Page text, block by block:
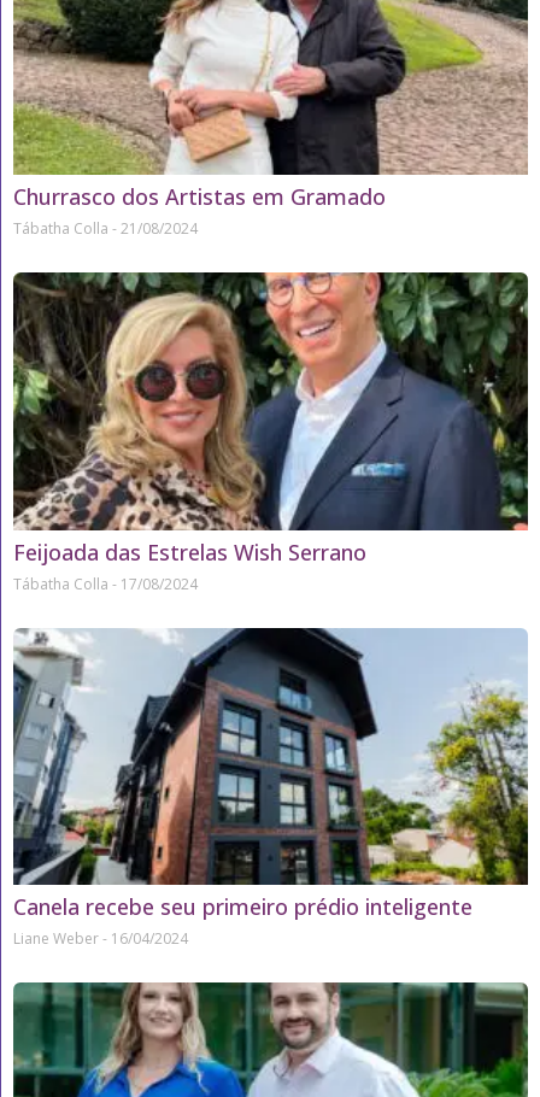
Churrasco dos Artistas em Gramado
Tábatha Colla 21/08/2024
Feijoada das Estrelas Wish Serrano
Tábatha Colla 17/08/2024
Canela recebe seu primeiro prédio inteligente
Liane Weber 16/04/2024